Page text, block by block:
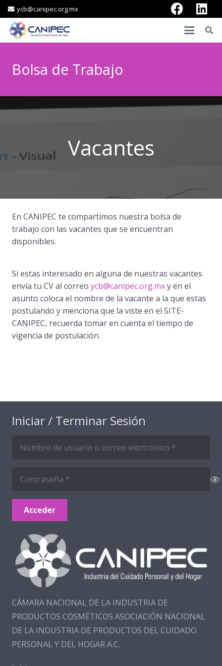
ycb@canipec.org.mx
Bolsa de Trabajo
Vacantes
En CANIPEC te compartimos nuestra bolsa de
trabajo con las vacantes que se encuentran
disponibles.
Si estas interesado en alguna de nuestras vacantes
envía tu CV al correo ycb@canipec.org.mxy en el
asunto coloca el nombre de la vacante a la que estas
postulando y menciona que la viste en el SITE-
CANIPEC, recuerda tomar en cuenta el tiempo de
vigencia de postulación.
Iniciar / Terminar Sesión
Acceder
CÁMARA NACIONAL DE LA INDUSTRIA DE
PRODUCTOS COSMÉTICOS ASOCIACIÓN NACIONAL
DE LA INDUSTRIA DE PRODUCTOS DEL CUIDADO
PERSONAL Y DEL HOGAR A.C.